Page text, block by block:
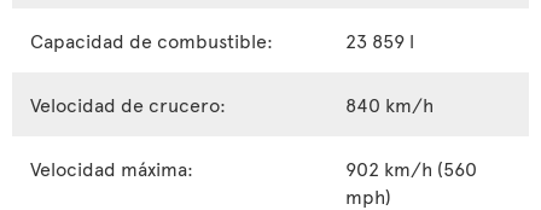
Capacidad de combustible: 23 859 l
Velocidad de crucero: 840 km/h
Velocidad máxima:
902 km/h (560
mph)